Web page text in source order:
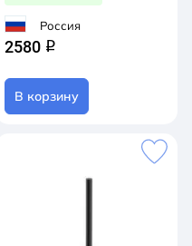
Россия
2580 q
В корзину